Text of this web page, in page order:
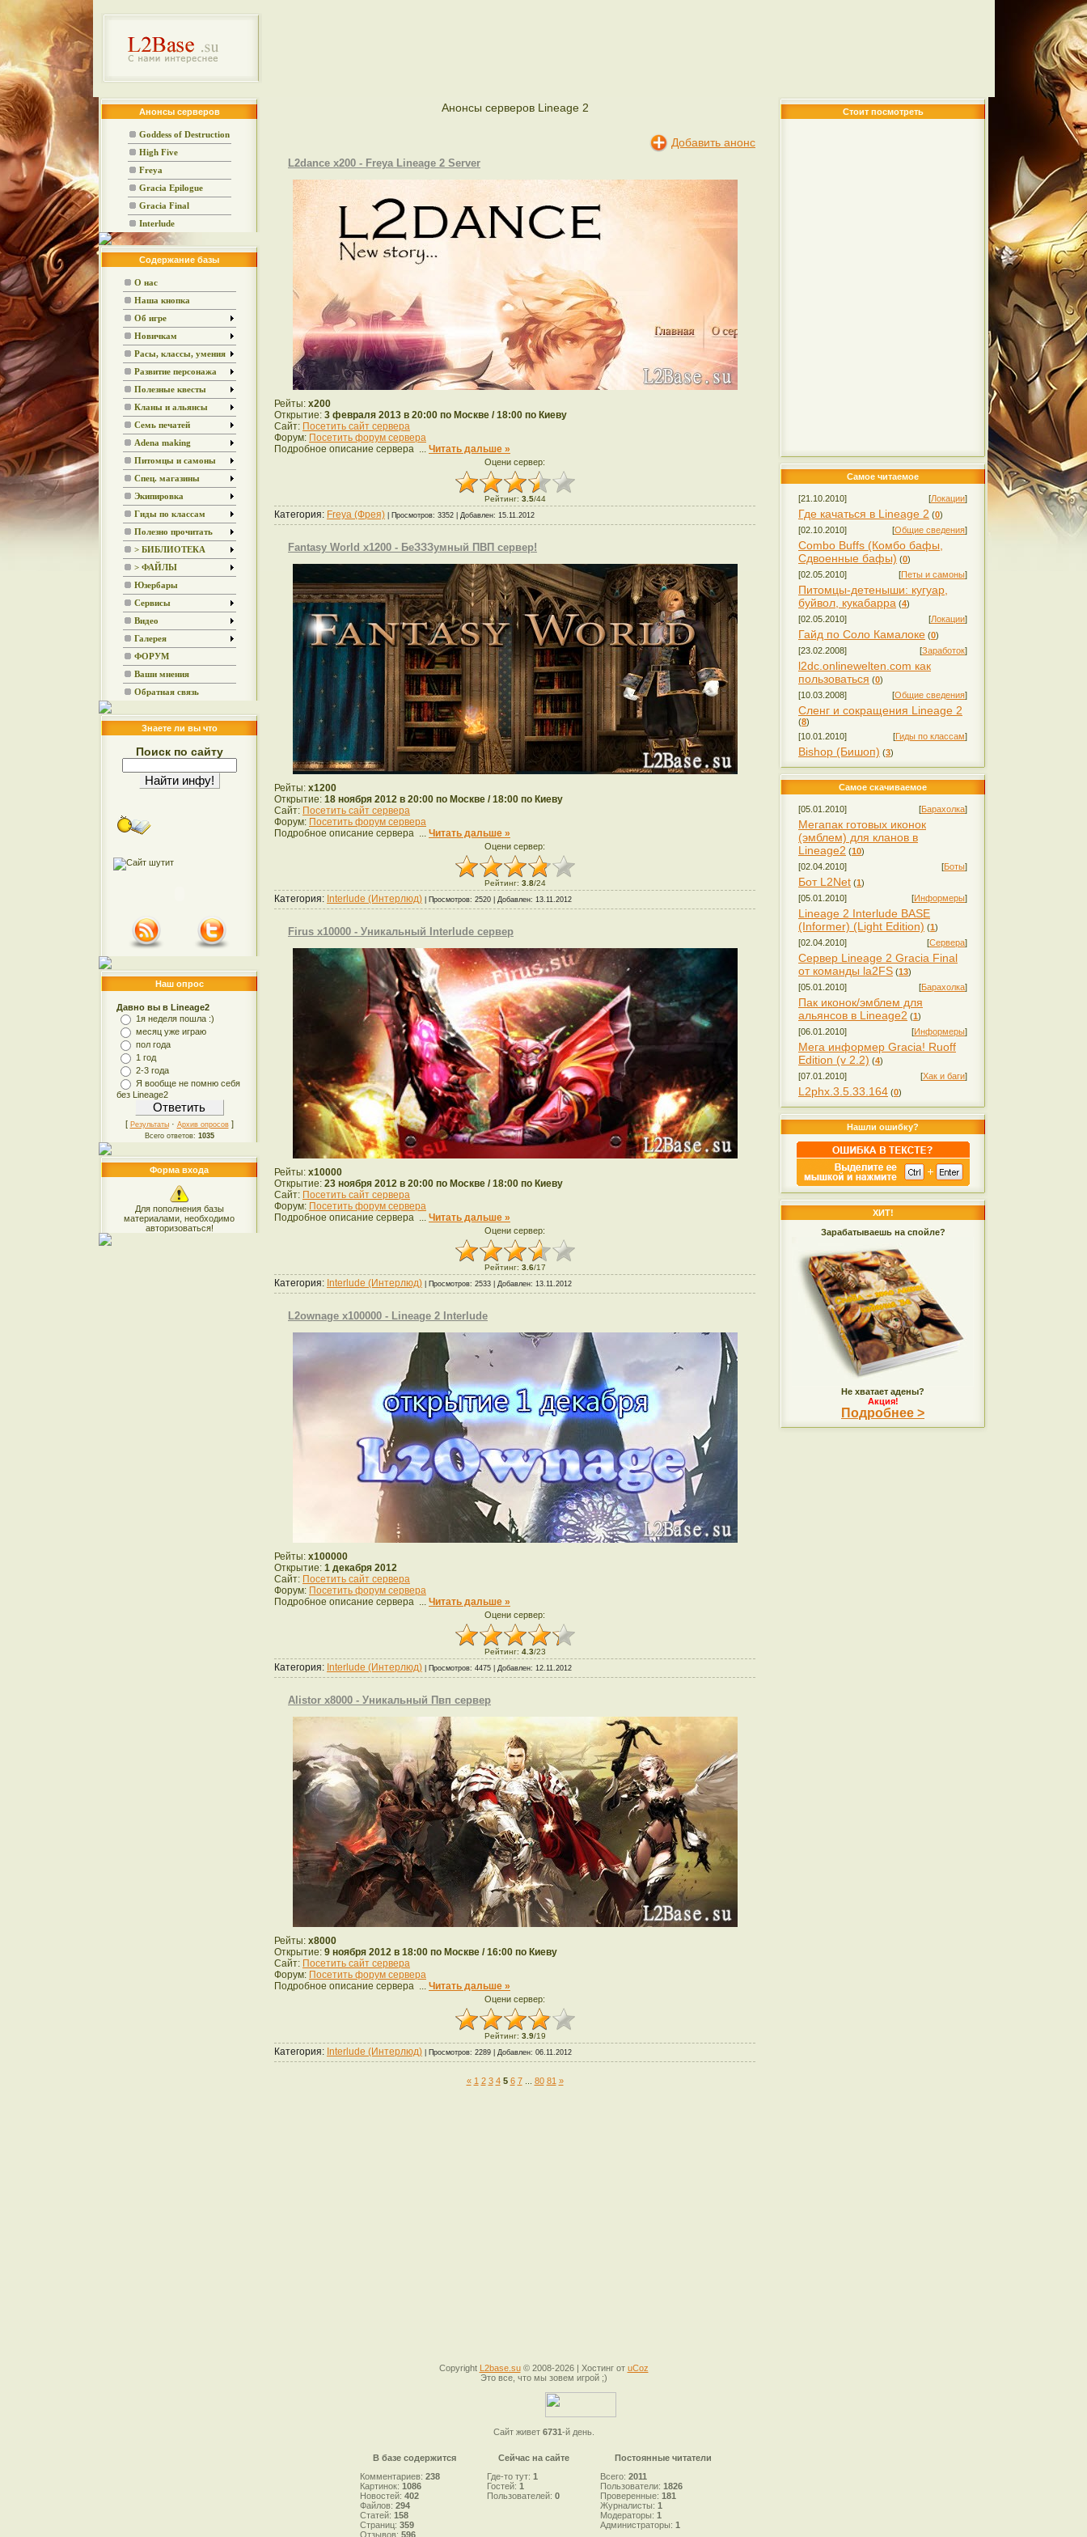
Анонсы серверов
Goddess of Destruction
High Five
Freya
Gracia Epilogue
Gracia Final
Interlude
Содержание базы
О нас
Наша кнопка
Об игре
Новичкам
Расы, классы, умения
Развитие персонажа
Полезные квесты
Кланы и альянсы
Семь печатей
Adena making
Питомцы и самоны
Спец. магазины
Экипировка
Гиды по классам
Полезно прочитать
> БИБЛИОТЕКА
> ФАЙЛЫ
Юзербары
Сервисы
Видео
Галерея
ФОРУМ
Ваши мнения
Обратная связь
Знаете ли вы что
Поиск по сайту
Наш опрос
Давно вы в Lineage2
1я неделя пошла :)
месяц уже играю
пол года
1 год
2-3 года
Я вообще не помню себя
без Lineage2
[ Результаты· Архив опросов]
Всего ответов: 1035
Форма входа
Для пополнения базы
материалами, необходимо
авторизоваться!
Анонсы серверов Lineage 2
Добавить анонс
L2dance x200 - Freya Lineage 2 Server
Рейты: x200
Открытие: 3 февраля 2013 в 20:00 по Москве / 18:00 по Киеву
Сайт: Посетить сайт сервера
Форум: Посетить форум сервера
Подробное описание сервера ... Читать дальше »
Оцени сервер:
Рейтинг: 3.5/44
Категория: Freya (Фрея) | Просмотров: 3352 | Добавлен: 15.11.2012
Fantasy World x1200 - БеЗЗЗумный ПВП сервер!
Рейты: x1200
Открытие: 18 ноября 2012 в 20:00 по Москве / 18:00 по Киеву
Сайт: Посетить сайт сервера
Форум: Посетить форум сервера
Подробное описание сервера ... Читать дальше »
Оцени сервер:
Рейтинг: 3.8/24
Категория: Interlude (Интерлюд) | Просмотров: 2520 | Добавлен: 13.11.2012
Firus x10000 - Уникальный Interlude сервер
Рейты: x10000
Открытие: 23 ноября 2012 в 20:00 по Москве / 18:00 по Киеву
Сайт: Посетить сайт сервера
Форум: Посетить форум сервера
Подробное описание сервера ... Читать дальше »
Оцени сервер:
Рейтинг: 3.6/17
Категория: Interlude (Интерлюд) | Просмотров: 2533 | Добавлен: 13.11.2012
L2ownage x100000 - Lineage 2 Interlude
Рейты: x100000
Открытие: 1 декабря 2012
Сайт: Посетить сайт сервера
Форум: Посетить форум сервера
Подробное описание сервера ... Читать дальше »
Оцени сервер:
Рейтинг: 4.3/23
Категория: Interlude (Интерлюд) | Просмотров: 4475 | Добавлен: 12.11.2012
Alistor x8000 - Уникальный Пвп сервер
Рейты: x8000
Открытие: 9 ноября 2012 в 18:00 по Москве / 16:00 по Киеву
Сайт: Посетить сайт сервера
Форум: Посетить форум сервера
Подробное описание сервера ... Читать дальше »
Оцени сервер:
Рейтинг: 3.9/19
Категория: Interlude (Интерлюд) | Просмотров: 2289 | Добавлен: 06.11.2012
« 1 2 3 4 5 6 7 80 81 »
Стоит посмотреть
Самое читаемое
[21.10.2010] [Локации]
Где качаться в Lineage 2 (0)
[02.10.2010]
[Общие сведения]
Combo Buffs (Комбо бафы,
Сдвоенные бафы) (0)
[02.05.2010]
[Петы и самоны]
Питомцы-детеныши: кугуар,
буйвол, кукабарра (4)
[02.05.2010]
[Локации]
Гайд по Соло Камалоке (0)
[23.02.2008]
[Заработок]
l2dc.onlinewelten.com как
пользоваться (0)
[10.03.2008]
[Общие сведения]
Сленг и сокращения Lineage 2
(8)
[10.01.2010]
[Гиды по классам]
Bishop (Бишоп) (3)
Самое скачиваемое
[05.01.2010] [Барахолка]
Мегапак готовых иконок
(эмблем) для кланов в
Lineage2 (10)
[02.04.2010]
[Боты]
Бот L2Net (1)
[05.01.2010]
[Информеры]
Lineage 2 Interlude BASE
(Informer) (Light Edition) (1)
[02.04.2010]
[Сервера]
Сервер Lineage 2 Gracia Final
от команды la2FS (13)
[05.01.2010]
[Барахолка]
Пак иконок/эмблем для
альянсов в Lineage2 (1)
[06.01.2010]
[Информеры]
Мега информер Gracia! Ruoff
Edition (v 2.2) (4)
[07.01.2010]
[Хак и баги]
L2phx.3.5.33.164 (0)
Нашли ошибку?
ХИТ!
Зарабатываешь на спойле?
Не хватает адены?
Акция!
Подробнее >
Copyright L2base.su© 2008-2026 | Хостинг от uCoz
Это все, что мы зовем игрой ;)
Сайт живет 6731 -й день.
В базе содержится
Комментариев: 238
Картинок: 1086
Новостей: 402
Файлов: 294
Статей: 158
Страниц: 359
Отзывов: 596
Сейчас на сайте
Где-то тут: 1
Гостей: 1
Пользователей: 0
Постоянные читатели
Всего: 2011
Пользователи: 1826
Проверенные: 181
Журналисты: 1
Модераторы: 1
Администраторы: 1